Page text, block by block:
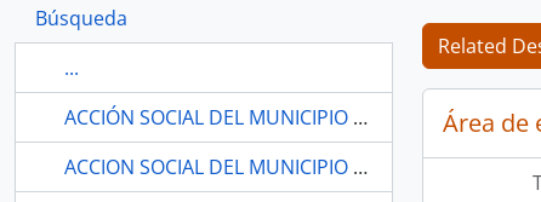
Búsqueda
...
ACCIÓN SOCIAL DEL MUNICIPIO DE AMBATO
ACCION SOCIAL DEL MUNICIPIO DE GUAYAQUIL
Related
Área de